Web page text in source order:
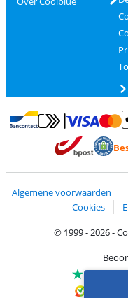
Betalen met Bancontact
Betalen met
Algemene voorwaarden
Cookies
© 1999 - 2026 -
Kiyoh